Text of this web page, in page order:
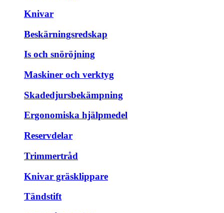
Knivar
Beskärningsredskap
Is och snöröjning
Maskiner och verktyg
Skadedjursbekämpning
Ergonomiska hjälpmedel
Reservdelar
Trimmertråd
Knivar gräsklippare
Tändstift